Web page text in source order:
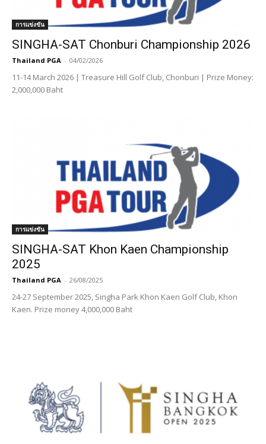
การแข่งขัน
SINGHA-SAT Chonburi Championship 2026
Thailand PGA - 04/02/2026
11-14 March 2026 | Treasure Hill Golf Club, Chonburi | Prize Money:
2,000,000 Baht
การแข่งขัน
SINGHA-SAT Khon Kaen Championship
2025
Thailand PGA - 26/08/2025
24-27 September 2025, Singha Park Khon Kaen Golf Club, Khon
Kaen. Prize money 4,000,000 Baht